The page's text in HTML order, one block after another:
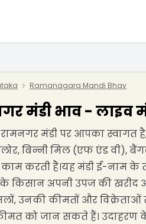
Ramanagara Mandi Bhav
मंडी भाव - लाइव
मंडी पर आपका स्वागत
बिन्नी मिल (एफ एंड वी),
करती हैं।यह मंडी ई-नाम के
के किसान अपनी उपज की
उनकी कीमतों और
को जान सकते हैं। उदाहरण के